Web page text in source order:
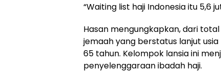
“Waiting list haji Indonesia itu 5,6
Hasan mengungkapkan, dari
jemaah yang berstatus lanjut
65 tahun. Kelompok lansia ini
penyelenggaraan ibadah haji.